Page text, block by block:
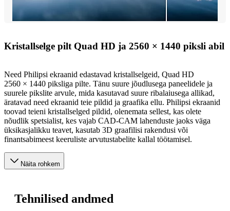
Kristallselge pilt Quad HD ja 2560 × 1440 piksli abil
Need Philipsi ekraanid edastavad kristallselgeid, Quad HD
2560 × 1440 piksliga pilte. Tänu suure jõudlusega paneelidele ja
suurele pikslite arvule, mida kasutavad suure ribalaiusega allikad,
äratavad need ekraanid teie pildid ja graafika ellu. Philipsi ekraanid
toovad teieni kristallselged pildid, olenemata sellest, kas olete
nõudlik spetsialist, kes vajab CAD-CAM lahenduste jaoks väga
üksikasjalikku teavet, kasutab 3D graafilisi rakendusi või
finantsabimeest keeruliste arvutustabelite kallal töötamisel.
Näita rohkem
Tehnilised andmed